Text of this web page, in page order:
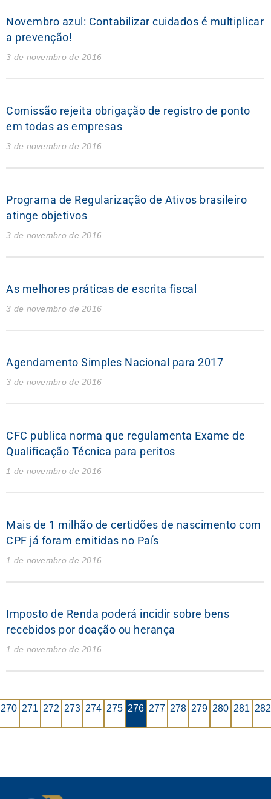
Novembro azul: Contabilizar cuidados é multiplicar
a prevenção!
3 de novembro de 2016
Comissão rejeita obrigação de registro de ponto
em todas as empresas
3 de novembro de 2016
Programa de Regularização de Ativos brasileiro
atinge objetivos
3 de novembro de 2016
As melhores práticas de escrita fiscal
3 de novembro de 2016
Agendamento Simples Nacional para 2017
3 de novembro de 2016
CFC publica norma que regulamenta Exame de
Qualificação Técnica para peritos
1 de novembro de 2016
Mais de 1 milhão de certidões de nascimento com
CPF já foram emitidas no País
1 de novembro de 2016
Imposto de Renda poderá incidir sobre bens
recebidos por doação ou herança
1 de novembro de 2016
270 271 272 273 274 275 276 277 278 279 280 281 282